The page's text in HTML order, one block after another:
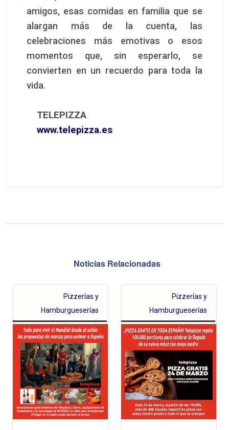
amigos, esas comidas en familia que se
alargan más de la cuenta, las
celebraciones más emotivas o esos
momentos que, sin esperarlo, se
convierten en un recuerdo para toda la
vida.
TELEPIZZA
www.telepizza.es
Noticias Relacionadas
Pizzerías y
Hamburgueserías
Pizzerías y
Hamburgueserías